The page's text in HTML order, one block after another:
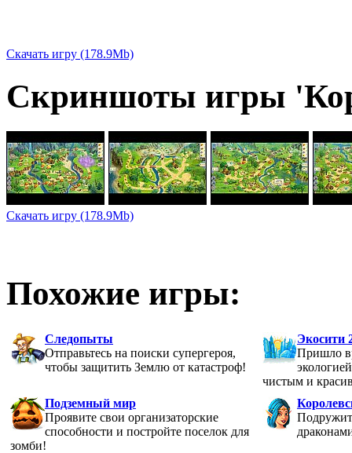
Скачать игру (178.9Mb)
Скриншоты игры
Скачать игру (178.9Mb)
Похожие игры:
Следопыты
Отправьтесь на поиски супергероя,
чтобы защитить Землю от катастроф!
Экосити
Пришло
чистым и
Подземный мир
Проявите свои организаторские
способности и постройте поселок для
зомби!